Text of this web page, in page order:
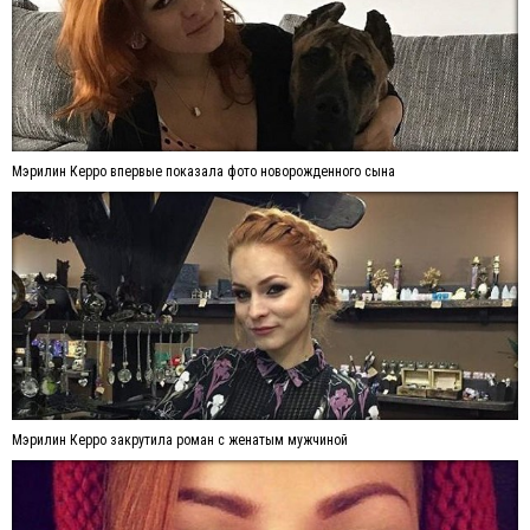
Мэрилин Керро впервые показала фото новорожденного сына
Мэрилин Керро закрутила роман с женатым мужчиной